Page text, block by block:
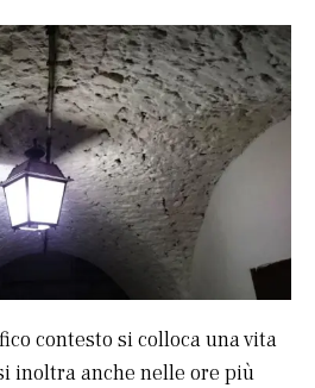
contesto si colloca una vita
inoltra anche nelle ore più